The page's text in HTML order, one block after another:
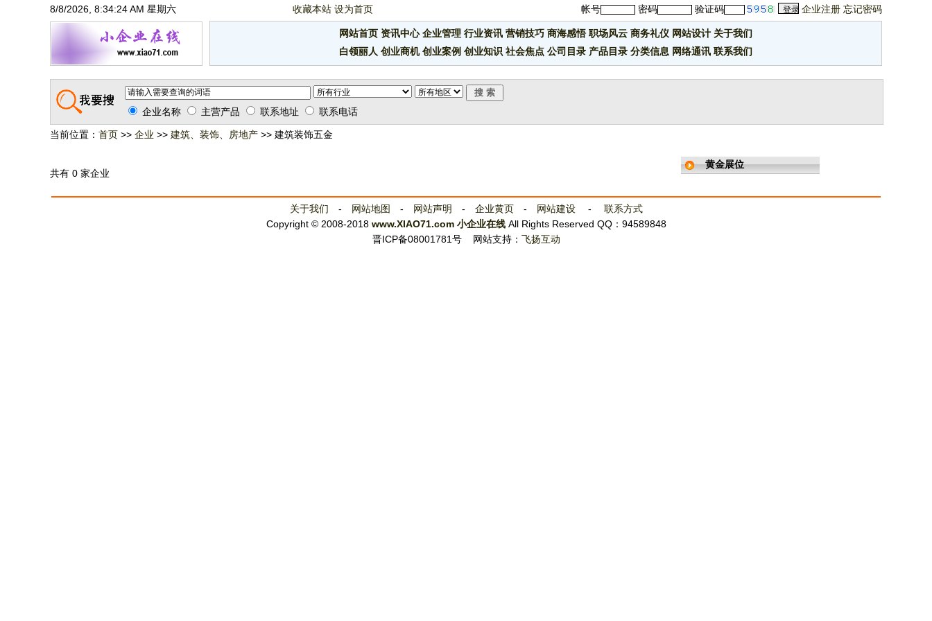
8/8/2026, 8:34:25 AM 星期六 收藏本站 设为首页 帐号 密码 验证码 企业注册 忘记密码
网站首页 资讯中心 企业管理 行业资讯 营销技巧 商海感悟 职场风云 商务礼仪 网站设计 关于我们
白领丽人 创业商机 创业案例 创业知识 社会焦点 公司目录 产品目录 分类信息 网络通讯 联系我们
企业名称 主营产品 联系地址 联系电话
当前位置： 首页 >> 企业 >> 建筑、装饰、房地产 >> 建筑装饰五金
共有 0 家企业
黄金展位
关于我们 - 网站地图 - 网站声明 - 企业黄页- 网站建设- 联系方式
Copyright © 2008-2018 www.XIAO71.com 小企业在线All Rights Reserved QQ：94589848
晋ICP备08001781号
网站支持： 飞扬互动